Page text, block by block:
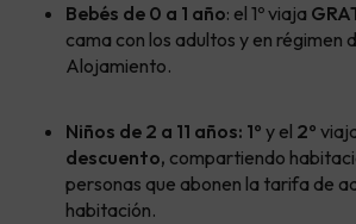
Bebés de 0 a 1 año: el 1º viaja
cama con los adultos y en régimen
Alojamiento.
Niños de 2 a 11 años: 1º y el 2º
descuento, compartiendo
personas que abonen la tarifa de
habitación.